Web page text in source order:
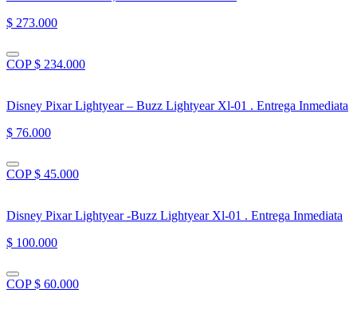
$ 273.000
COP $ 234.000
Disney Pixar Lightyear – Buzz Lightyear Xl-01 . Entrega Inmediata
$ 76.000
COP $ 45.000
Disney Pixar Lightyear -Buzz Lightyear Xl-01 . Entrega Inmediata
$ 100.000
COP $ 60.000